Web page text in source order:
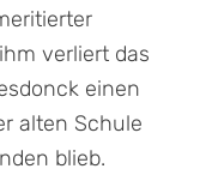
verliert das
einen
alten Schule
blieb.